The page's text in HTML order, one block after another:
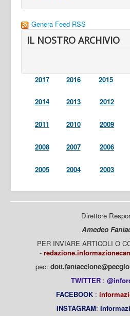
Genera Feed RSS
IL NOSTRO ARCHIVIO
2017 2016 2015
2014 2013 2012
2011 2010 2009
2008 2007 2006
2005 2004 2003
Direttore
Amedeo
PER INVIARE ARTICOLI O
-
pec:
TWITTER :
FACEBOOK :
INSTAGRAM: